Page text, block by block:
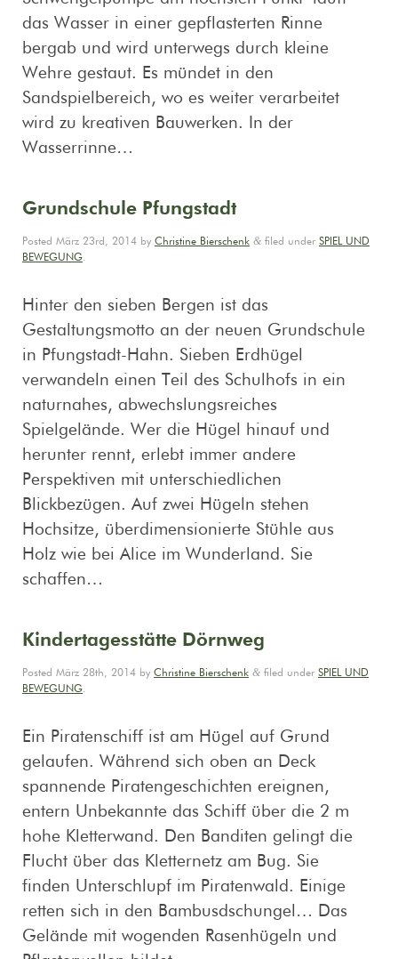
das Wasser in einer gepflasterten Rinne
bergab und wird unterwegs durch kleine
Wehre gestaut. Es mündet in den
Sandspielbereich, wo es weiter verarbeitet
wird zu kreativen Bauwerken. In der
Wasserrinne…
Grundschule Pfungstadt
Posted März 23rd, 2014 by Christine Bierschenk & filed under SPIEL UND
BEWEGUNG.
Hinter den sieben Bergen ist das
Gestaltungsmotto an der neuen Grundschule
in Pfungstadt-Hahn. Sieben Erdhügel
verwandeln einen Teil des Schulhofs in ein
naturnahes, abwechslungsreiches
Spielgelände. Wer die Hügel hinauf und
herunter rennt, erlebt immer andere
Perspektiven mit unterschiedlichen
Blickbezügen. Auf zwei Hügeln stehen
Hochsitze, überdimensionierte Stühle aus
Holz wie bei Alice im Wunderland. Sie
schaffen…
Kindertagesstätte Dörnweg
Posted März 28th, 2014 by Christine Bierschenk & filed under SPIEL UND
BEWEGUNG.
Ein Piratenschiff ist am Hügel auf Grund
gelaufen. Während sich oben an Deck
spannende Piratengeschichten ereignen,
entern Unbekannte das Schiff über die 2 m
hohe Kletterwand. Den Banditen gelingt die
Flucht über das Kletternetz am Bug. Sie
finden Unterschlupf im Piratenwald. Einige
retten sich in den Bambusdschungel… Das
Gelände mit wogenden Rasenhügeln und